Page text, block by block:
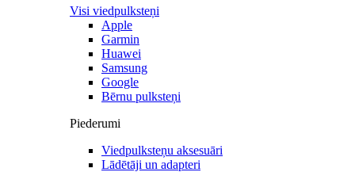
Visi viedpulksteņi
Apple
Garmin
Huawei
Samsung
Google
Bērnu pulksteņi
Piederumi
Viedpulksteņu aksesuāri
Lādētāji un adapteri